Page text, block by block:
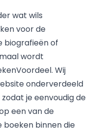
wat wils
voor de
biografieën of
wordt
Wij
onderverdeeld
je eenvoudig de
een van de
binnen die